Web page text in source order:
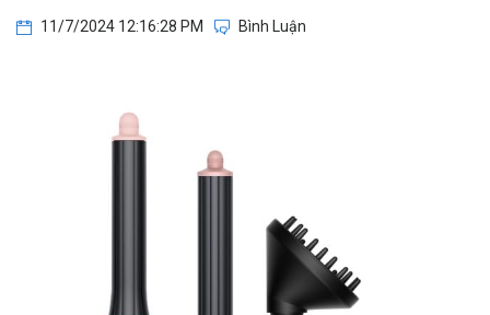
11/7/2024 12:16:28 PM Bình Luận